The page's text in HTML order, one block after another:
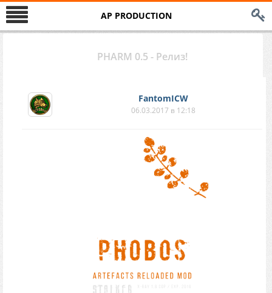
AP PRODUCTION
PHARM 0.5 - Релиз!
FantomICW
06.03.2017 в 12:18